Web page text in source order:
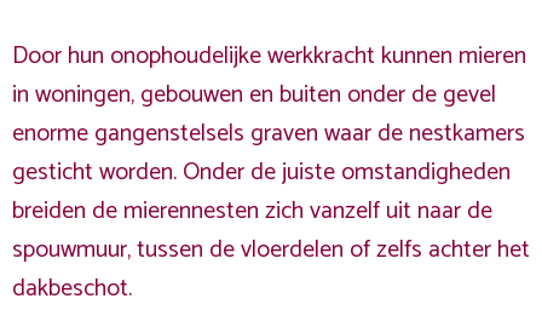
Door hun onophoudelijke werkkracht kunnen mieren
in woningen, gebouwen en buiten onder de gevel
enorme gangenstelsels graven waar de nestkamers
gesticht worden. Onder de juiste omstandigheden
breiden de mierennesten zich vanzelf uit naar de
spouwmuur, tussen de vloerdelen of zelfs achter het
dakbeschot.